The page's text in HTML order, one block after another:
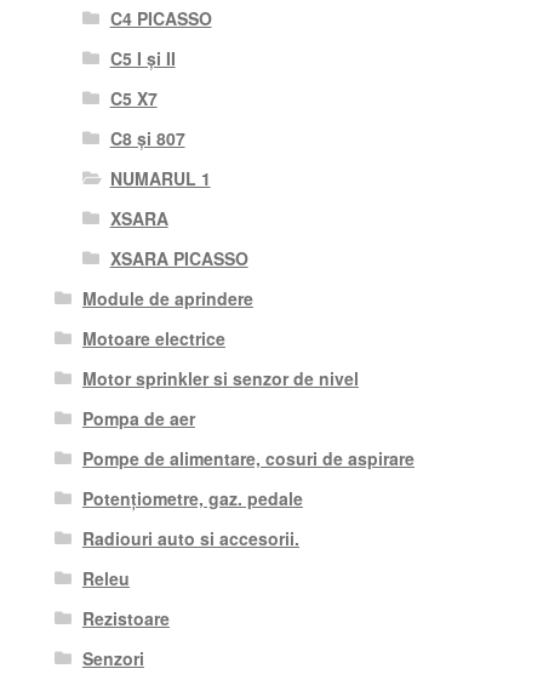
C4 PICASSO
C5 I și II
C5 X7
C8 și 807
NUMARUL 1
XSARA
XSARA PICASSO
Module de aprindere
Motoare electrice
Motor sprinkler si senzor de nivel
Pompa de aer
Pompe de alimentare, cosuri de aspirare
Potențiometre, gaz. pedale
Radiouri auto si accesorii.
Releu
Rezistoare
Senzori